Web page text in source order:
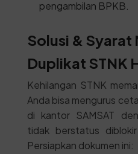
pengambilan BPKB.
Solusi & Syarat
Duplikat STNK
Kehilangan STNK
Anda bisa mengurus
di kantor SAMSAT
tidak berstatus
Persiapkan dokumen ini: